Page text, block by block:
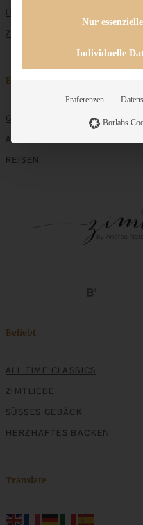
ÜBER MICH
ZUSAMMENARBEIT
Entdecken
GRUNDLAGEN
ALLE REZEPTE
REISEN
Beliebt
ALL TIME CLASSICS
ZIMTLIEBE
SÜSSES GEBÄCK
HERZHAFTES BACKEN
Translate
Nur
Individuelle
Präferenzen
Borlabs